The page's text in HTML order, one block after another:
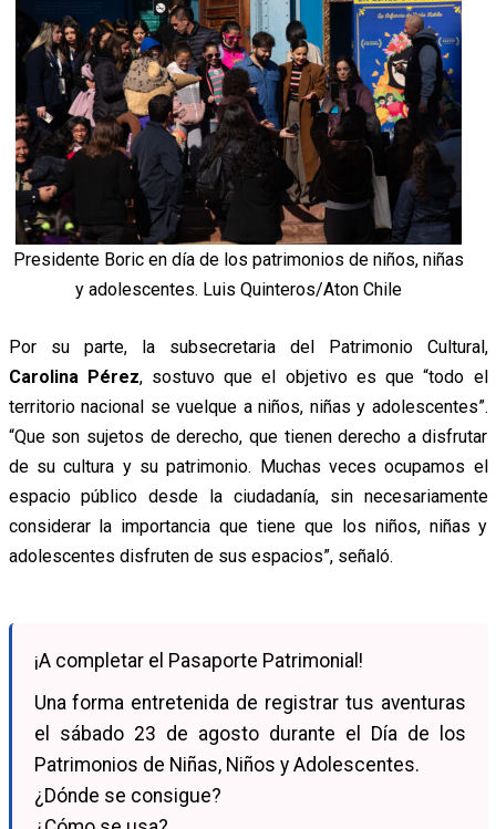
Presidente Boric en día de los patrimonios de niños, niñas
y adolescentes. Luis Quinteros/Aton Chile
Por su parte, la subsecretaria del Patrimonio Cultural,
Carolina Pérez, sostuvo que el objetivo es que “todo el
territorio nacional se vuelque a niños, niñas y adolescentes”.
“Que son sujetos de derecho, que tienen derecho a disfrutar
de su cultura y su patrimonio. Muchas veces ocupamos el
espacio público desde la ciudadanía, sin necesariamente
considerar la importancia que tiene que los niños, niñas y
adolescentes disfruten de sus espacios”, señaló.
¡A completar el Pasaporte Patrimonial!
Una forma entretenida de registrar tus aventuras
el sábado 23 de agosto durante el Día de los
Patrimonios de Niñas, Niños y Adolescentes.
¿Dónde se consigue?